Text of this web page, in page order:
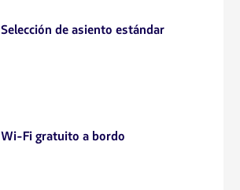
Selección de asiento estándar
Wi-Fi gratuito a bordo